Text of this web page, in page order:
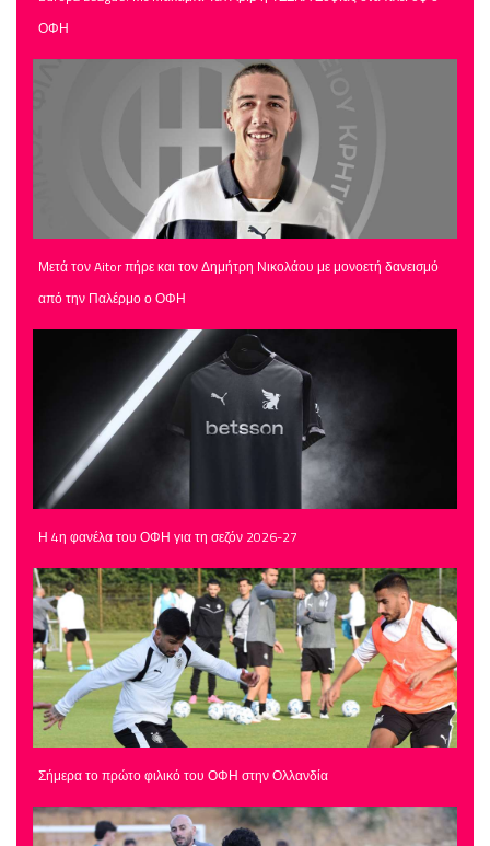
ΟΦΗ
Μετά τον Aitor πήρε και τον Δημήτρη Νικολάου με μονοετή δανεισμό
από την Παλέρμο ο ΟΦΗ
Η 4η φανέλα του ΟΦΗ για τη σεζόν 2026-27
Σήμερα το πρώτο φιλικό του ΟΦΗ στην Ολλανδία